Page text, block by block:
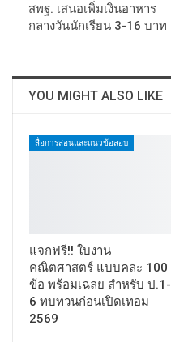
สพฐ. เสนอเพิ่มเงินอาหาร
กลางวันนักเรียน 3-16 บาท
YOU MIGHT ALSO LIKE
สื่อการสอนและแนวข้อสอบ
แจกฟรี!! ใบงาน
คณิตศาสตร์ แบบคละ 100
ข้อ พร้อมเฉลย สำหรับ ป.1-
6 ทบทวนก่อนเปิดเทอม
2569